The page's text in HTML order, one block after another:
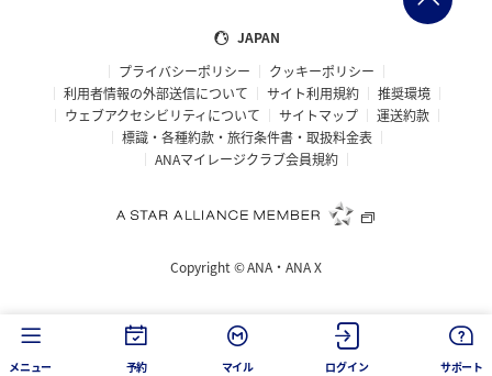
JAPAN
プライバシーポリシー
クッキーポリシー
利用者情報の外部送信について
サイト利用規約
推奨環境
ウェブアクセシビリティについて
サイトマップ
運送約款
標識・各種約款・旅行条件書・取扱料金表
ANAマイレージクラブ会員規約
Copyright ©ANA・ANA X
メニュー 予約 マイル ログイン サポート